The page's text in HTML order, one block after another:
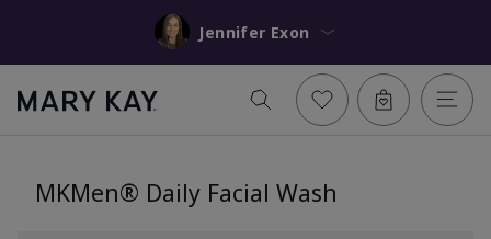
Jennifer Exon
MKMen® Daily Facial Wash